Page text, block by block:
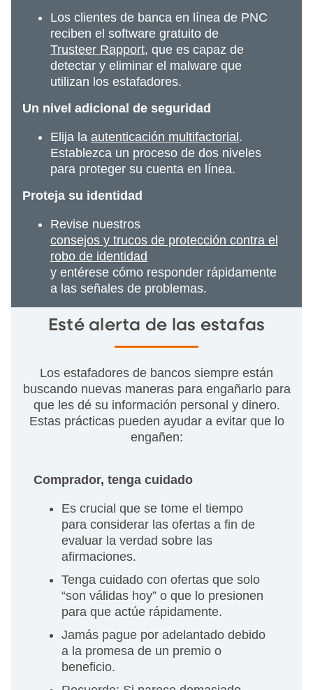
Los clientes de banca en línea de PNC
reciben el software gratuito de
Trusteer Rapport, que es capaz de
detectar y eliminar el malware que
utilizan los estafadores.
Un nivel adicional de seguridad
Elija la autenticación multifactorial.
Establezca un proceso de dos niveles
para proteger su cuenta en línea.
Proteja su identidad
Revise nuestros
consejos y trucos de protección contra el
robo de identidad
y entérese cómo responder rápidamente
a las señales de problemas.
Esté alerta de las estafas
Los estafadores de bancos siempre están
buscando nuevas maneras para engañarlo para
que les dé su información personal y dinero.
Estas prácticas pueden ayudar a evitar que lo
engañen:
Comprador, tenga cuidado
Es crucial que se tome el tiempo
para considerar las ofertas a fin de
evaluar la verdad sobre las
afirmaciones.
Tenga cuidado con ofertas que solo
“son válidas hoy” o que lo presionen
para que actúe rápidamente.
Jamás pague por adelantado debido
a la promesa de un premio o
beneficio.